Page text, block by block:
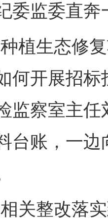
委监委直奔
生态修复
何开展招标
监察室主
台账，一
整改落实